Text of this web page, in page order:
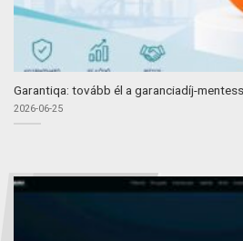
Garantiqa: tovább él a garanciadíj-
2026-06-25